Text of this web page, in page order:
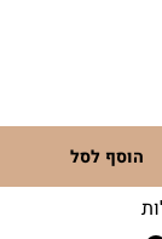
הוסף לסל